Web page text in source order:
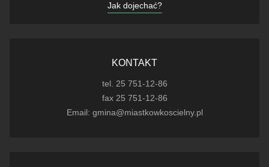
Jak dojechać?
KONTAKT
tel. 25 751-12-86
fax 25 751-12-86
Email: gmina@miastkowkoscielny.pl